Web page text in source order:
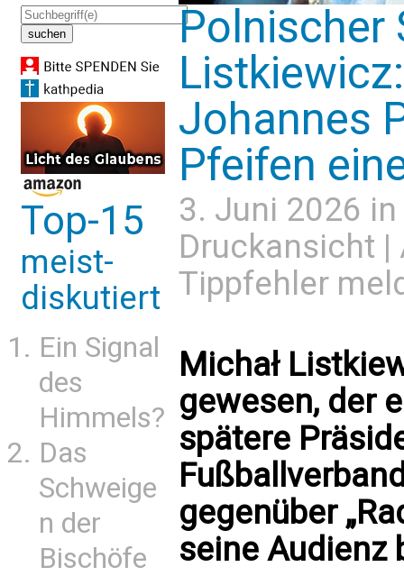
Top-15
meist-
diskutiert
Ein Signal
des
Himmels?
Das
Schweige
n der
Bischöfe
Polnischer
Johannes
Pfeifen
3. Juni 2026 in
Druckansicht |
Tippfehler
Michał
gewesen, der
spätere
gegenüber
seine Audienz